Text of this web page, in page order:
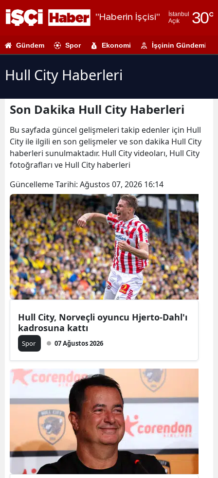
"Haberin İşçisi"
İstanbul
Açık
30°
Adıyaman
Amasya
Ankara
Antalya
Balıkesir
Bilecik
Bingöl
Bitlis
Bolu
Çankırı
Diyarbakır
Edirne
Gündem Spor Ekonomi İşçinin Gündemi
Hull City Haberleri
Son Dakika Hull City Haberleri
Bu sayfada güncel gelişmeleri takip edenler için Hull
City ile ilgili en son gelişmeler ve son dakika Hull City
haberleri sunulmaktadır. Hull City videoları, Hull City
fotoğrafları ve Hull City haberleri
Güncelleme Tarihi: Ağustos 07, 2026 16:14
Hull City, Norveçli oyuncu Hjerto-Dahl'ı
kadrosuna kattı
Spor 07 Ağustos 2026